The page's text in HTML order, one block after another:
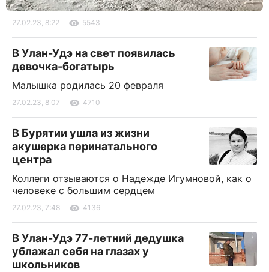
27.02.23, 8:22 5543
В Улан-Удэ на свет появилась
девочка-богатырь
Малышка родилась 20 февраля
27.02.23, 8:07 4710
В Бурятии ушла из жизни
акушерка перинатального
центра
Коллеги отзываются о Надежде Игумновой, как о
человеке с большим сердцем
27.02.23, 7:48 4136
В Улан-Удэ 77-летний дедушка
ублажал себя на глазах у
школьников